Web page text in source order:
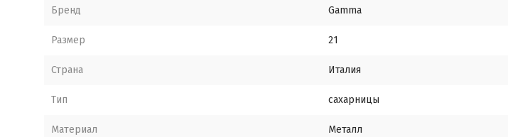
Бренд Gamma
Размер 21
Страна Италия
Тип сахарницы
Материал Металл